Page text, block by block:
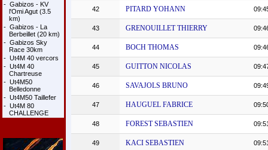
- Gabizos - KV
l'Omi Agut (3.5
km)
- Gabizos - La
Berbeillet (20 km)
- Gabizos Sky
Race 30km
- Ut4M 40 vercors
- Ut4M 40
Chartreuse
- Ut4M50
Belledonne
- Ut4M50 Taillefer
- Ut4M 80
CHALLENGE
42 PITARD YOHANN
43 GRENOUILLET THIERRY
44 BOCH THOMAS
45 GUITTON NICOLAS
46 SAVAJOLS BRUNO
47 HAUGUEL FABRICE
48 FOREST SEBASTIEN
49 KACI SEBASTIEN